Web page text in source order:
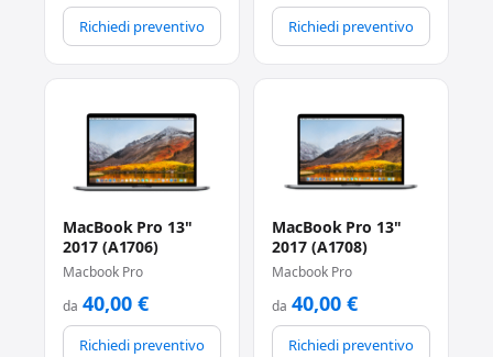
Richiedi preventivo Richiedi preventivo
MacBook Pro 13"
2017 (A1706)
Macbook Pro
da 40,00 €
Richiedi preventivo
MacBook Pro 13"
2017 (A1708)
Macbook Pro
da 40,00 €
Richiedi preventivo